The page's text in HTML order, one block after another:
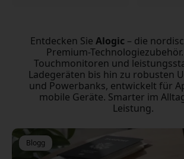
Entdecken Sie Alogic – die
Premium-
Touchmonitoren und
Ladegeräten bis hin zu robusten
und Powerbanks, entwickelt für
mobile Geräte. Smarter im
Leistung.
Blogg